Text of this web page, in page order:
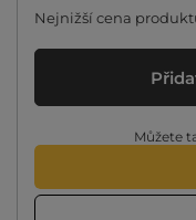
Nejnižší cena
Můžete